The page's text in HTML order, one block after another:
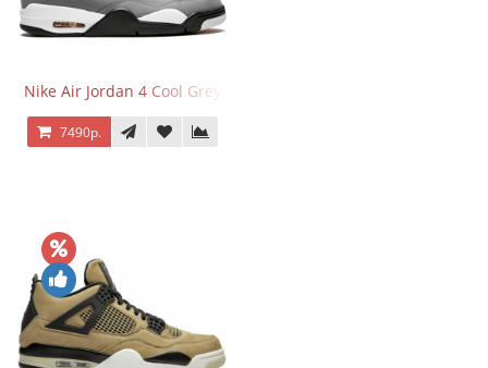
Nike Air Jordan 4 Cool Grey
7490р.